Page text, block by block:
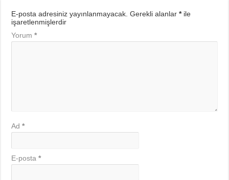
E-posta adresiniz yayınlanmayacak. Gerekli alanlar*ile
işaretlenmişlerdir
Yorum*
Ad*
E-posta*